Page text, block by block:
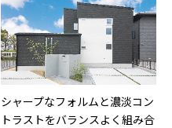
シャープなフォルムと濃淡コン
トラストをバランスよく組み合